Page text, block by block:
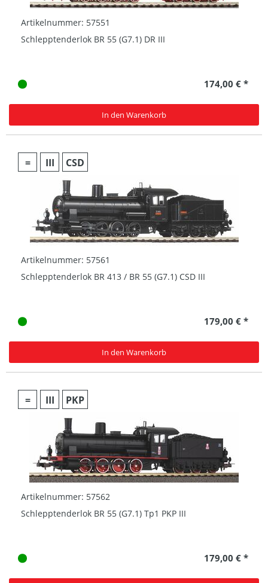
Artikelnummer: 57551
Schlepptenderlok BR 55 (G7.1) DR III
174,00 € *
In den Warenkorb
= III CSD
Artikelnummer: 57561
Schlepptenderlok BR 413 / BR 55 (G7.1) CSD III
179,00 € *
In den Warenkorb
= III PKP
Artikelnummer: 57562
Schlepptenderlok BR 55 (G7.1) Tp1 PKP III
179,00 € *